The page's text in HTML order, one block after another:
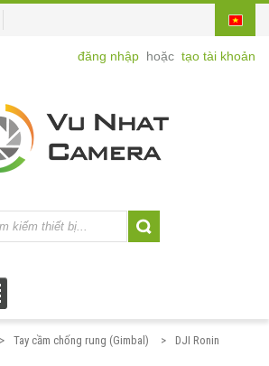
đăng nhập hoặc tạo tài khoản
Tay cầm chống rung (Gimbal) DJI Ronin